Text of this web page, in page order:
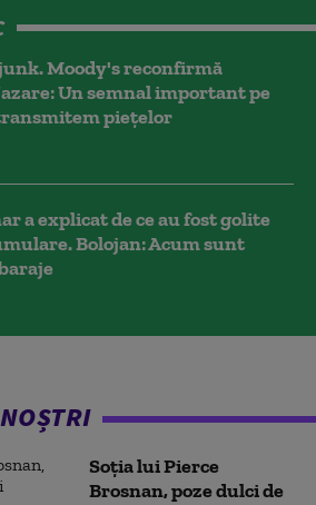
Moody's reconfirmă
Un semnal important pe
piețelor
a explicat de ce au fost golite
Bolojan: Acum sunt
Soția lui Pierce
Brosnan, poze dulci de